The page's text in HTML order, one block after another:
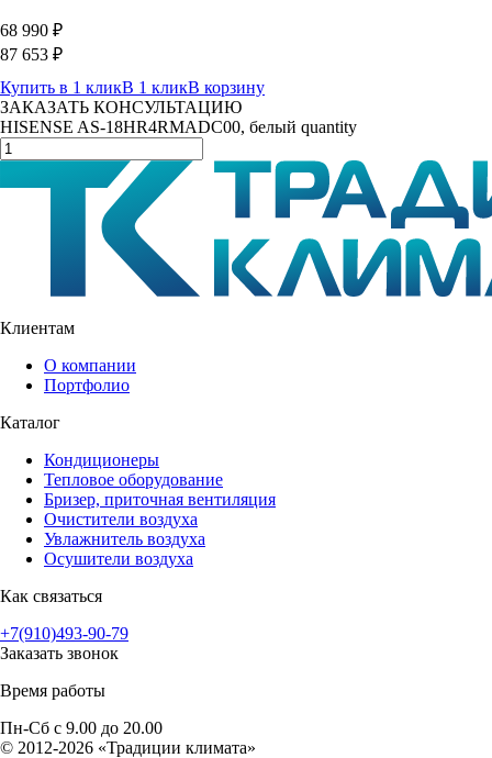
68 990 ₽
87 653 ₽
Купить в 1 кликВ 1 кликВ корзину
ЗАКАЗАТЬ КОНСУЛЬТАЦИЮ
HISENSE AS-18HR4RMADC00, белый quantity
Клиентам
О компании
Портфолио
Каталог
Кондиционеры
Тепловое оборудование
Бризер, приточная вентиляция
Очистители воздуха
Увлажнитель воздуха
Осушители воздуха
Как связаться
+7(910)493-90-79
Заказать звонок
Время работы
Пн-Сб с 9.00 до 20.00
© 2012-2026 «Традиции климата»